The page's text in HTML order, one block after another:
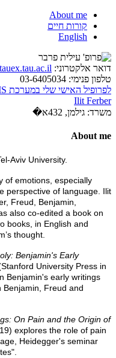
About me
קורות חיים
English
דואר אלקטרוני:
טלפון פנימי:
לפרופיל האישי שלי במערכת CRIS
Ilit Ferber
משרד: גילמן, 432א�
About me
Aviv University.
of emotions, especially
perspective of language. Ilit
Freud, Benjamin,
also co-edited a book on
books, in English and
thought.
Benjamin's Early
University Press in
Benjamin's early writings
Benjamin, Freud and
On Pain and the Origin of
explores the role of pain
Heidegger's seminar